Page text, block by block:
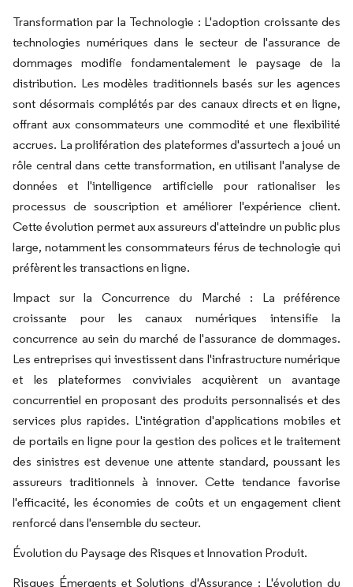
Transformation par la Technologie : L'adoption croissante des
technologies numériques dans le secteur de l'assurance de
dommages modifie fondamentalement le paysage de la
distribution. Les modèles traditionnels basés sur les agences
sont désormais complétés par des canaux directs et en ligne,
offrant aux consommateurs une commodité et une flexibilité
accrues. La prolifération des plateformes d'assurtech a joué un
rôle central dans cette transformation, en utilisant l'analyse de
données et l'intelligence artificielle pour rationaliser les
processus de souscription et améliorer l'expérience client.
Cette évolution permet aux assureurs d'atteindre un public plus
large, notamment les consommateurs férus de technologie qui
préfèrent les transactions en ligne.
Impact sur la Concurrence du Marché : La préférence
croissante pour les canaux numériques intensifie la
concurrence au sein du marché de l'assurance de dommages.
Les entreprises qui investissent dans l'infrastructure numérique
et les plateformes conviviales acquièrent un avantage
concurrentiel en proposant des produits personnalisés et des
services plus rapides. L'intégration d'applications mobiles et
de portails en ligne pour la gestion des polices et le traitement
des sinistres est devenue une attente standard, poussant les
assureurs traditionnels à innover. Cette tendance favorise
l'efficacité, les économies de coûts et un engagement client
renforcé dans l'ensemble du secteur.
Évolution du Paysage des Risques et Innovation Produit.
Risques Émergents et Solutions d'Assurance : L'évolution du